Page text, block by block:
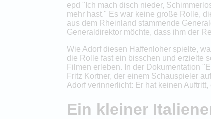
epd "Ich mach disch nieder,
mehr hast." Es war keine große Rolle,
aus dem Rheinland stammende
Generaldirektor möchte, dass ihm der
Wie Adorf diesen Haffenloher spielte,
die Rolle fast ein bisschen und erzielte
Filmen erleben. In der Dokumentation
Fritz Kortner, der einem Schauspieler
Adorf verinnerlicht: Er hat keinen Auftritt,
Ein kleiner